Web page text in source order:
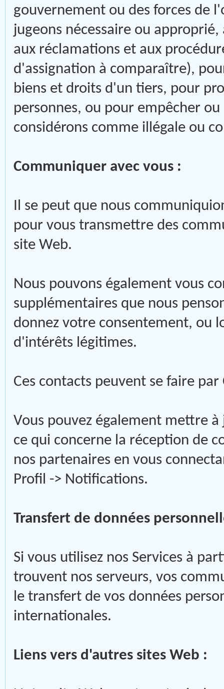
gouvernement ou des forces de
jugeons nécessaire ou
aux réclamations et aux
d'assignation à comparaître),
biens et droits d'un tiers, pour
personnes, ou pour empêcher
considérons comme illégale ou
Communiquer avec vous :
Il se peut que nous
pour vous transmettre des
site Web.
Nous pouvons également vous
supplémentaires que nous
donnez votre consentement, ou
d'intérêts légitimes.
Ces contacts peuvent se faire
Vous pouvez également mettre
ce qui concerne la réception de
nos partenaires en vous
Profil -> Notifications.
Transfert de données
Si vous utilisez nos Services à
trouvent nos serveurs, vos
le transfert de vos données
internationales.
Liens vers d'autres sites Web :